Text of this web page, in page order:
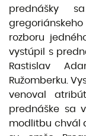
prednášky
rozboru
vystúpil s
Rastislav
Ružomberku.
venoval
prednáške sa
modlitbu chvál